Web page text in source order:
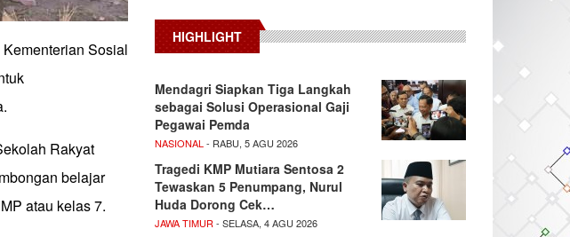
Sosial
Rakyat
belajar
atau kelas 7.
HIGHLIGHT
Mendagri Siapkan Tiga Langkah
sebagai Solusi Operasional Gaji
Pegawai Pemda
NASIONAL - RABU, 5 AGU 2026
Tragedi KMP Mutiara Sentosa 2
Tewaskan 5 Penumpang, Nurul
Huda Dorong Cek…
JAWA TIMUR - SELASA, 4 AGU 2026